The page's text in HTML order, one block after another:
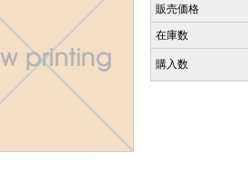
販売価格
在庫数
購入数